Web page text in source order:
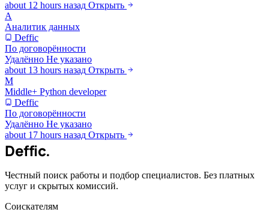
about 12 hours назад Открыть
А
Аналитик данных
Deffic
По договорённости
Удалённо Не указано
about 13 hours назад Открыть
M
Middle+ Python developer
Deffic
По договорённости
Удалённо Не указано
about 17 hours назад Открыть
Deffic.
Честный поиск работы и подбор специалистов. Без платных
услуг и скрытых комиссий.
Соискателям